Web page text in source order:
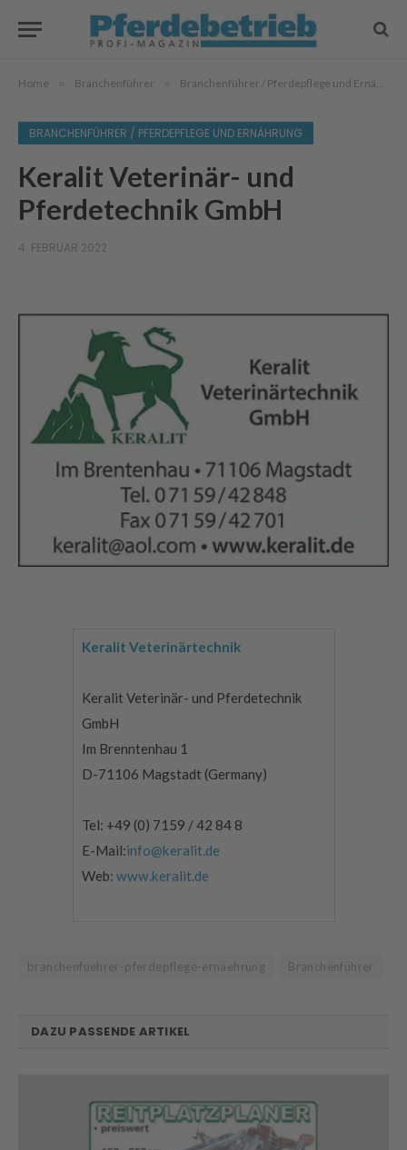
Home » Branchenführer » Branchenführer / Pferdepflege und Ernährung
BRANCHENFÜHRER / PFERDEPFLEGE UND ERNÄHRUNG
Keralit Veterinär- und
Pferdetechnik GmbH
4. FEBRUAR 2022
Keralit Veterinärtechnik
Keralit Veterinär- und Pferdetechnik
GmbH
Im Brenntenhau 1
D-71106 Magstadt (Germany)
Tel: +49 (0) 7159 / 42 84 8
E-Mail:info@keralit.de
Web: www.keralit.de
branchenfuehrer-pferdepflege-ernaehrung Branchenführer
DAZU PASSENDE ARTIKEL